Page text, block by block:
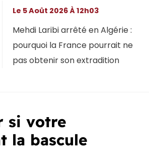
Mehdi Laribi arrêté en Algérie :
pourquoi la France pourrait ne
pas obtenir son extradition
Le 5 Août 2026 À 12h03
si votre
la bascule